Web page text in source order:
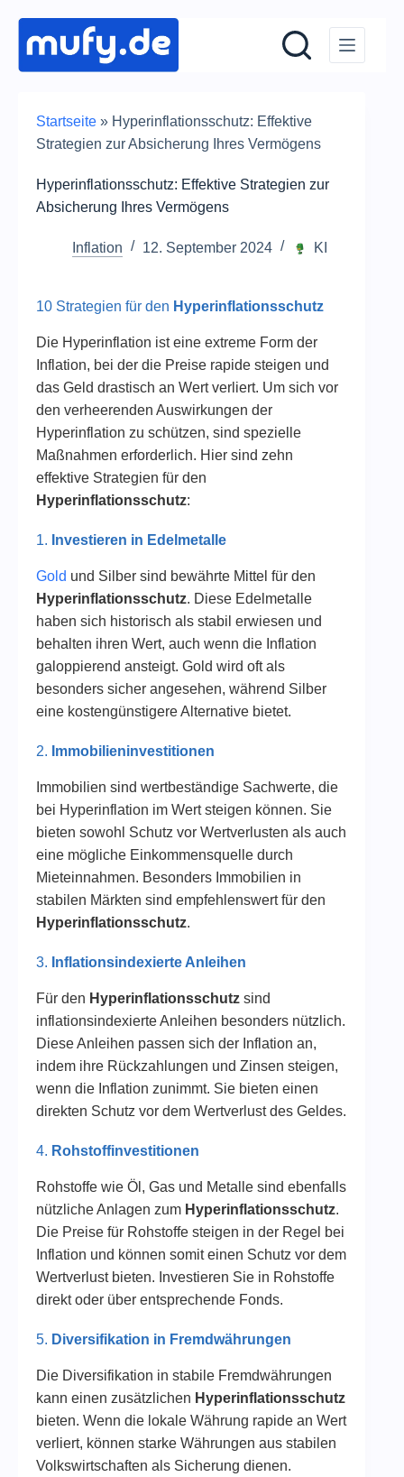
Inhalt
springen
Startseite » Hyperinflationsschutz: Effektive
Strategien zur Absicherung Ihres Vermögens
Hyperinflationsschutz: Effektive Strategien zur
Absicherung Ihres Vermögens
Inflation 12. September 2024 KI
10 Strategien für den Hyperinflationsschutz
Die Hyperinflation ist eine extreme Form der
Inflation, bei der die Preise rapide steigen und
das Geld drastisch an Wert verliert. Um sich vor
den verheerenden Auswirkungen der
Hyperinflation zu schützen, sind spezielle
Maßnahmen erforderlich. Hier sind zehn
effektive Strategien für den
Hyperinflationsschutz:
1. Investieren in Edelmetalle
Gold und Silber sind bewährte Mittel für den
Hyperinflationsschutz. Diese Edelmetalle
haben sich historisch als stabil erwiesen und
behalten ihren Wert, auch wenn die Inflation
galoppierend ansteigt. Gold wird oft als
besonders sicher angesehen, während Silber
eine kostengünstigere Alternative bietet.
2. Immobilieninvestitionen
Immobilien sind wertbeständige Sachwerte, die
bei Hyperinflation im Wert steigen können. Sie
bieten sowohl Schutz vor Wertverlusten als auch
eine mögliche Einkommensquelle durch
Mieteinnahmen. Besonders Immobilien in
stabilen Märkten sind empfehlenswert für den
Hyperinflationsschutz.
3. Inflationsindexierte Anleihen
Für den Hyperinflationsschutz sind
inflationsindexierte Anleihen besonders nützlich.
Diese Anleihen passen sich der Inflation an,
indem ihre Rückzahlungen und Zinsen steigen,
wenn die Inflation zunimmt. Sie bieten einen
direkten Schutz vor dem Wertverlust des Geldes.
4. Rohstoffinvestitionen
Rohstoffe wie Öl, Gas und Metalle sind ebenfalls
nützliche Anlagen zum Hyperinflationsschutz.
Die Preise für Rohstoffe steigen in der Regel bei
Inflation und können somit einen Schutz vor dem
Wertverlust bieten. Investieren Sie in Rohstoffe
direkt oder über entsprechende Fonds.
5. Diversifikation in Fremdwährungen
Die Diversifikation in stabile Fremdwährungen
kann einen zusätzlichen Hyperinflationsschutz
bieten. Wenn die lokale Währung rapide an Wert
verliert, können starke Währungen aus stabilen
Volkswirtschaften als Sicherung dienen.